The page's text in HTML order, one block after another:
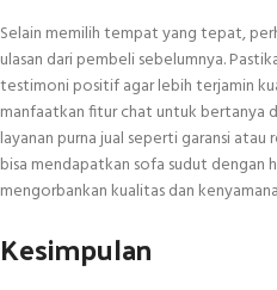
Selain memilih tempat yang tepat,
ulasan dari pembeli sebelumnya.
testimoni positif agar lebih terjamin
manfaatkan fitur chat untuk bertanya
layanan purna jual seperti garansi atau
bisa mendapatkan sofa sudut dengan
mengorbankan kualitas dan
Kesimpulan